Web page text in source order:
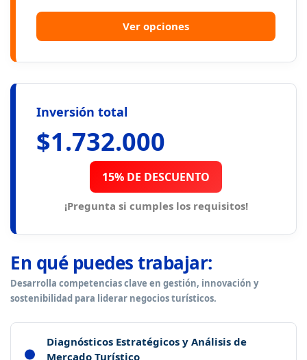
Ver opciones
Inversión total
$1.732.000
15% DE DESCUENTO
¡Pregunta si cumples los requisitos!
En qué puedes trabajar:
Desarrolla competencias clave en gestión, innovación y
sostenibilidad para liderar negocios turísticos.
Diagnósticos Estratégicos y Análisis de
Mercado Turístico